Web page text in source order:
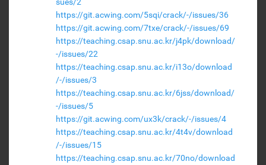
https://git.acwing.com/5sqi/crack/-/issues/36
https://git.acwing.com/7txe/crack/-/issues/69
https://teaching.csap.snu.ac.kr/j4pk/download/
-/issues/22
https://teaching.csap.snu.ac.kr/i13o/download
/-/issues/3
https://teaching.csap.snu.ac.kr/6jss/download/
-/issues/5
https://git.acwing.com/ux3k/crack/-/issues/4
https://teaching.csap.snu.ac.kr/4t4v/download
/-/issues/15
https://teaching.csap.snu.ac.kr/70no/download